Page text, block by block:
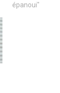
épanoui"